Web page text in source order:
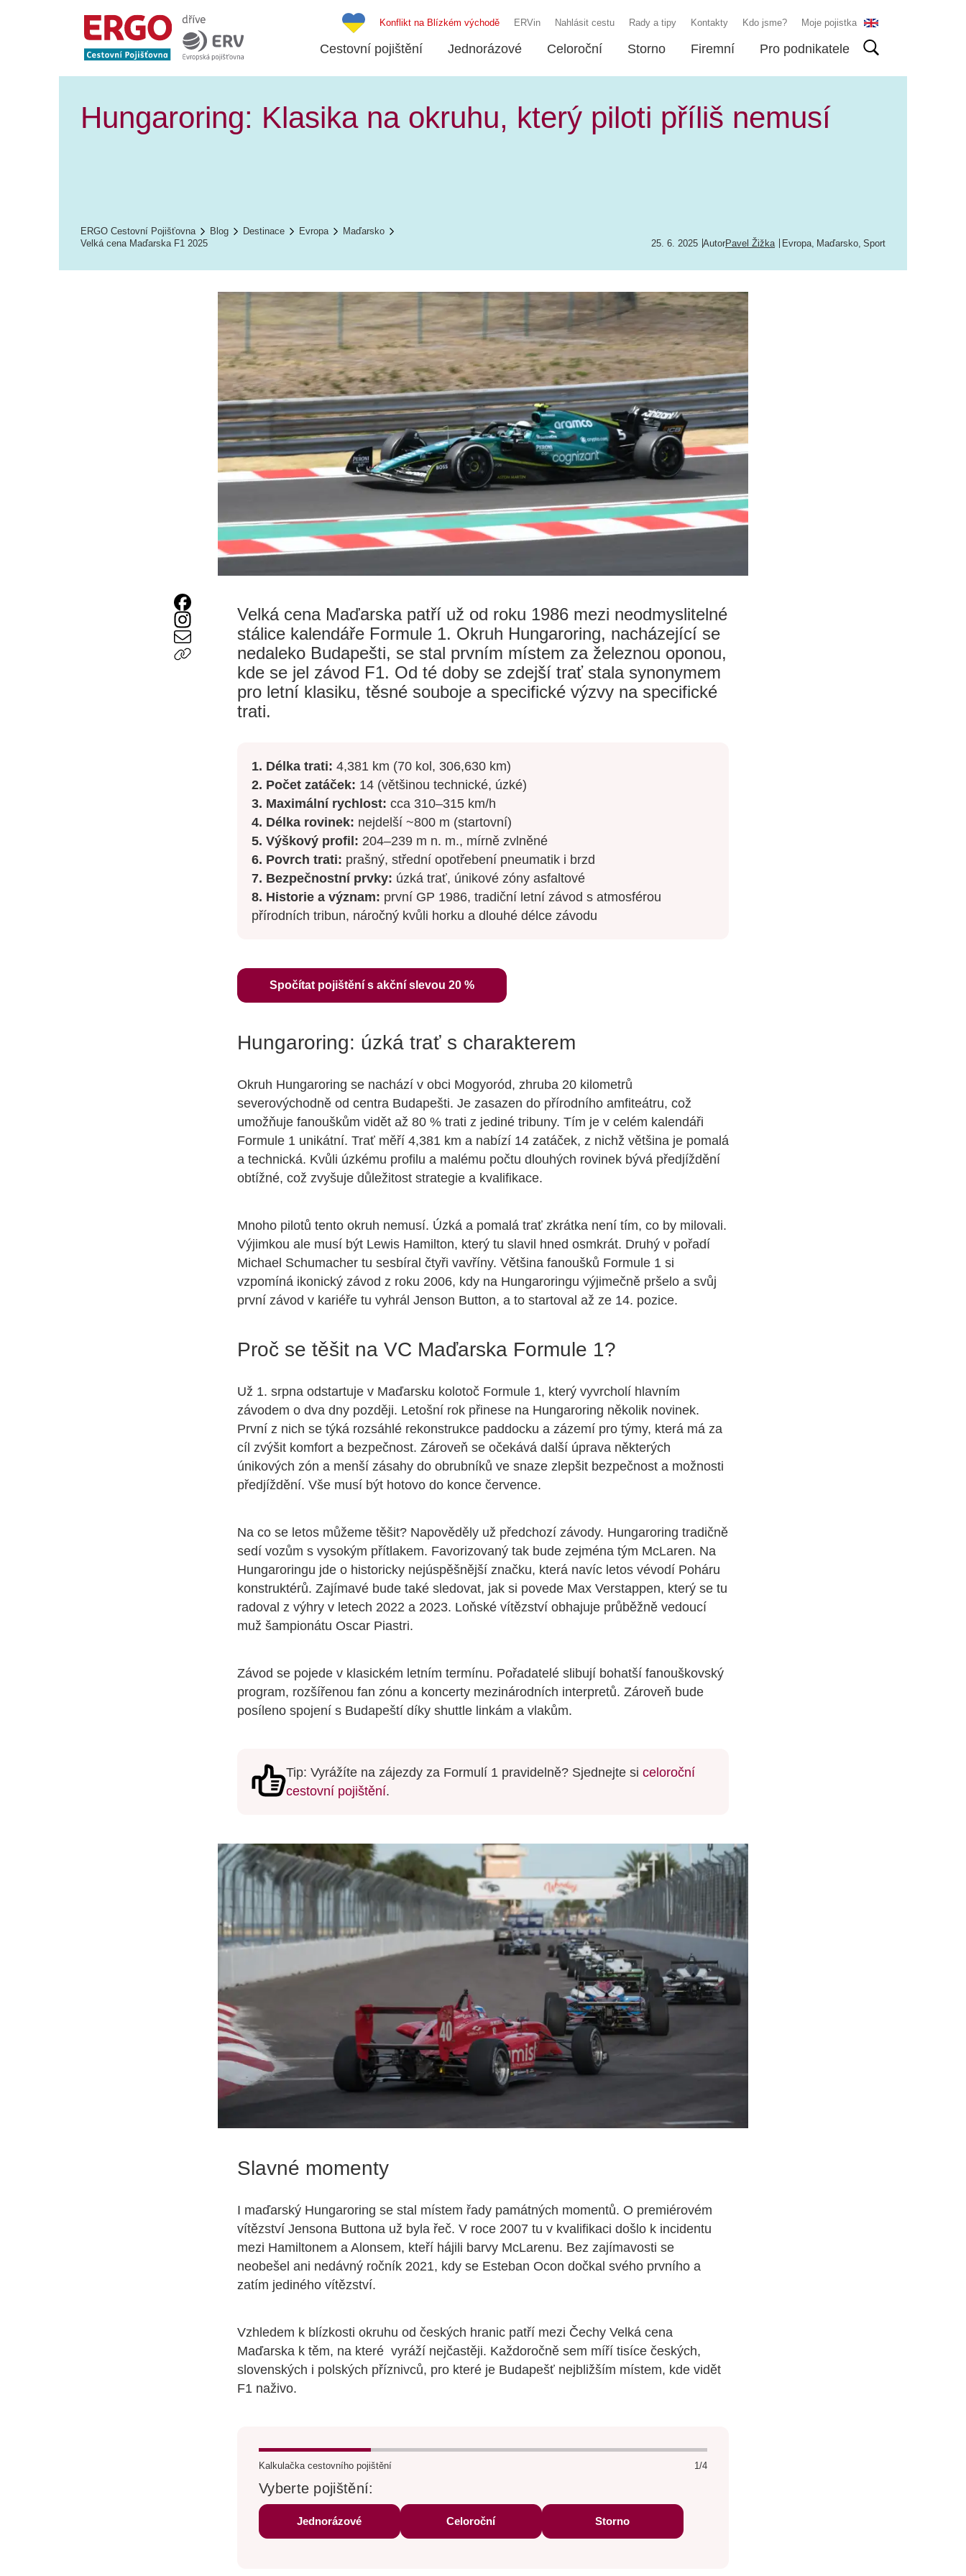
Konflikt na Blízkém východě ERVin Nahlásit cestu Rady a tipy Kontakty Kdo jsme? Moje pojistka
Cestovní pojištění Jednorázové Celoroční Storno Firemní Pro podnikatele
Hungaroring: Klasika na okruhu, který piloti příliš nemusí
ERGO Cestovní Pojišťovna Blog Destinace Evropa
Maďarsko
Velká cena Maďarska F1 2025
25. 6. 2025 AutorPavel Žižka Evropa, Maďarsko, Sport
Velká cena Maďarska patří už od roku 1986 mezi neodmyslitelné
stálice kalendáře Formule 1. Okruh Hungaroring, nacházející se
nedaleko Budapešti, se stal prvním místem za železnou oponou,
kde se jel závod F1. Od té doby se zdejší trať stala synonymem
pro letní klasiku, těsné souboje a specifické výzvy na specifické
trati.
1. Délka trati: 4,381 km (70 kol, 306,630 km)
2. Počet zatáček: 14 (většinou technické, úzké)
3. Maximální rychlost: cca 310–315 km/h
4. Délka rovinek: nejdelší ~800 m (startovní)
5. Výškový profil: 204–239 m n. m., mírně zvlněné
6. Povrch trati: prašný, střední opotřebení pneumatik i brzd
7. Bezpečnostní prvky: úzká trať, únikové zóny asfaltové
8. Historie a význam: první GP 1986, tradiční letní závod s atmosférou
přírodních tribun, náročný kvůli horku a dlouhé délce závodu
Spočítat pojištění s akční slevou 20 %
Hungaroring: úzká trať s charakterem
Okruh Hungaroring se nachází v obci Mogyoród, zhruba 20 kilometrů
severovýchodně od centra Budapešti. Je zasazen do přírodního amfiteátru, což
umožňuje fanouškům vidět až 80 % trati z jediné tribuny. Tím je v celém kalendáři
Formule 1 unikátní. Trať měří 4,381 km a nabízí 14 zatáček, z nichž většina je pomalá
a technická. Kvůli úzkému profilu a malému počtu dlouhých rovinek bývá předjíždění
obtížné, což zvyšuje důležitost strategie a kvalifikace.
Mnoho pilotů tento okruh nemusí. Úzká a pomalá trať zkrátka není tím, co by milovali.
Výjimkou ale musí být Lewis Hamilton, který tu slavil hned osmkrát. Druhý v pořadí
Michael Schumacher tu sesbíral čtyři vavříny. Většina fanoušků Formule 1 si
vzpomíná ikonický závod z roku 2006, kdy na Hungaroringu výjimečně pršelo a svůj
první závod v kariéře tu vyhrál Jenson Button, a to startoval až ze 14. pozice.
Proč se těšit na VC Maďarska Formule 1?
Už 1. srpna odstartuje v Maďarsku kolotoč Formule 1, který vyvrcholí hlavním
závodem o dva dny později. Letošní rok přinese na Hungaroring několik novinek.
První z nich se týká rozsáhlé rekonstrukce paddocku a zázemí pro týmy, která má za
cíl zvýšit komfort a bezpečnost. Zároveň se očekává další úprava některých
únikových zón a menší zásahy do obrubníků ve snaze zlepšit bezpečnost a možnosti
předjíždění. Vše musí být hotovo do konce července.
Na co se letos můžeme těšit? Napověděly už předchozí závody. Hungaroring tradičně
sedí vozům s vysokým přítlakem. Favorizovaný tak bude zejména tým McLaren. Na
Hungaroringu jde o historicky nejúspěšnější značku, která navíc letos vévodí Poháru
konstruktérů. Zajímavé bude také sledovat, jak si povede Max Verstappen, který se tu
radoval z výhry v letech 2022 a 2023. Loňské vítězství obhajuje průběžně vedoucí
muž šampionátu Oscar Piastri.
Závod se pojede v klasickém letním termínu. Pořadatelé slibují bohatší fanouškovský
program, rozšířenou fan zónu a koncerty mezinárodních interpretů. Zároveň bude
posíleno spojení s Budapeští díky shuttle linkám a vlakům.
Tip: Vyrážíte na zájezdy za Formulí 1 pravidelně? Sjednejte si celoroční
cestovní pojištění.
Slavné momenty
I maďarský Hungaroring se stal místem řady památných momentů. O premiérovém
vítězství Jensona Buttona už byla řeč. V roce 2007 tu v kvalifikaci došlo k incidentu
mezi Hamiltonem a Alonsem, kteří hájili barvy McLarenu. Bez zajímavosti se
neobešel ani nedávný ročník 2021, kdy se Esteban Ocon dočkal svého prvního a
zatím jediného vítězství.
Vzhledem k blízkosti okruhu od českých hranic patří mezi Čechy Velká cena
Maďarska k těm, na které vyráží nejčastěji. Každoročně sem míří tisíce českých,
slovenských i polských příznivců, pro které je Budapešť nejbližším místem, kde vidět
F1 naživo.
Kalkulačka cestovního pojištění 1/4
Vyberte pojištění:
Jednorázové Celoroční Storno